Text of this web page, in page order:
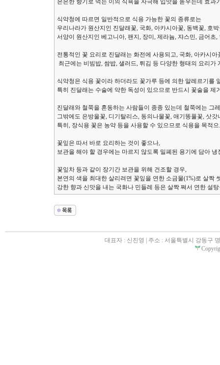
은은한 향기로 먹는 이의 식욕을 자극해 입맛을 돋우는데 효과
식약청에 따르면 일반적으로 식용 가능한 꽃의 종류로는
우리나라가 원산지인 진달래꽃, 국화, 아카시아꽃, 동백꽃, 호
서양이 원산지인 베고니아, 팬지, 장미, 제라늄, 쟈스민, 금어초
전통적인 꽃 요리로 진달래는 화전에 사용되고, 국화, 아카시
최근에는 비빔밥, 쌈밥, 샐러드, 튀김 등 다양한 형태의 요리
식약청은 식용 꽃이라 하더라도 꽃가루 등에 의한 알레르기를
특히 진달래는 수술에 약한 독성이 있으므로 반드시 꽃술을
진달래와 철쭉을 혼동하는 사람들이 종종 있는데 철쭉에는 그
그밖에도 은방울꽃, 디기탈리스, 동의나물꽃, 애기똥풀꽃, 삿
특히, 장식용 꽃은 농약 등을 사용할 수 있으므로 식용을 목적
꽃잎은 따서 바로 요리하는 것이 좋으나,
보관을 해야 할 경우에는 마르지 않도록 밀폐된 용기에 담아
꽃잎차 등과 같이 장기간 보관을 위해 건조할 경우,
본연의 색을 최대한 살리려면 꽃잎을 연한 소금물(1%)로 살짝
강한 향과 신맛을 내는 국화나 민들레 등은 살짝 쪄서 연한 설
대표자 : 신진영 | 주소 : 서울특별시 강동구